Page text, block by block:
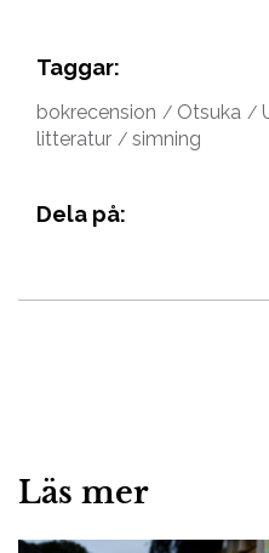
Taggar:
bokrecension Otsuka
litteratur
simning
Dela på:
Läs mer